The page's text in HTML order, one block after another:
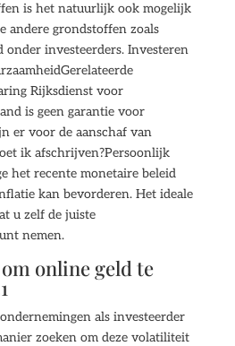
is het natuurlijk ook mogelijk
andere grondstoffen zoals
onder investeerders. Investeren
Rijksdienst voor
is geen garantie voor
er voor de aanschaf van
ik afschrijven?Persoonlijk
het recente monetaire beleid
kan bevorderen. Het ideale
u zelf de juiste
nemen.
online geld te
als investeerder
zoeken om deze volatiliteit